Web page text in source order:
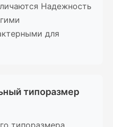
Надежность
для
типоразмер
типоразмера